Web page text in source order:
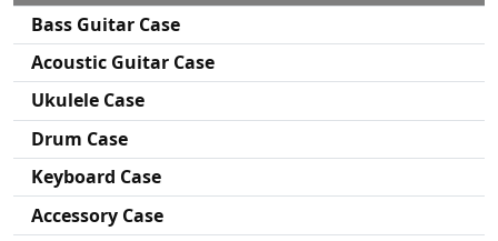
Bass Guitar Case
Acoustic Guitar Case
Ukulele Case
Drum Case
Keyboard Case
Accessory Case